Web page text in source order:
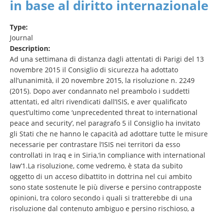
in base al diritto internazionale
Type:
Journal
Description:
Ad una settimana di distanza dagli attentati di Parigi del 13
novembre 2015 il Consiglio di sicurezza ha adottato
all’unanimità, il 20 novembre 2015, la risoluzione n. 2249
(2015). Dopo aver condannato nel preambolo i suddetti
attentati, ed altri rivendicati dall’ISIS, e aver qualificato
quest’ultimo come ‘unprecedented threat to international
peace and security’, nel paragrafo 5 il Consiglio ha invitato
gli Stati che ne hanno le capacità ad adottare tutte le misure
necessarie per contrastare l’ISIS nei territori da esso
controllati in Iraq e in Siria,‘in compliance with international
law’1.La risoluzione, come vedremo, è stata da subito
oggetto di un acceso dibattito in dottrina nel cui ambito
sono state sostenute le più diverse e persino contrapposte
opinioni, tra coloro secondo i quali si tratterebbe di una
risoluzione dal contenuto ambiguo e persino rischioso, a